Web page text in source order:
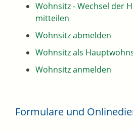
Wohnsitz - Wechsel der
mitteilen
Wohnsitz abmelden
Wohnsitz als
Wohnsitz anmelden
Formulare und